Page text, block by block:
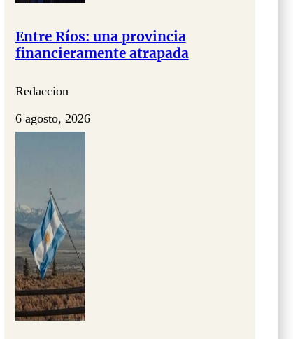
Entre Ríos: una provincia
financieramente atrapada
Redaccion
6 agosto, 2026